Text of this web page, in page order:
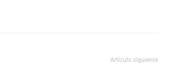
Artículo siguiente